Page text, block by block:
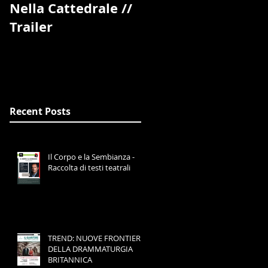
Nella Cattedrale //
Trailer
Recent Posts
Il Corpo e la Sembianza -
Raccolta di testi teatrali
TREND: NUOVE FRONTIERE
DELLA DRAMMATURGIA
BRITANNICA